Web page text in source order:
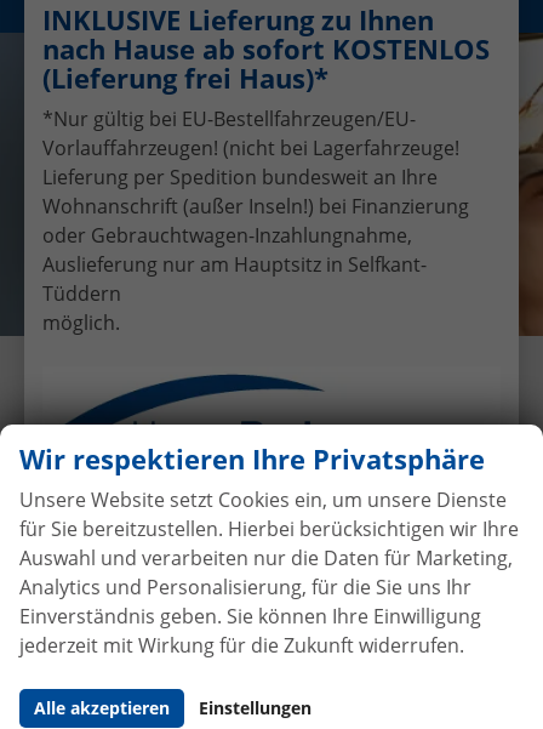
Übergabe eines EU-
Neufahrzeuges Skoda Yeti an
Familie Hägele
19.6.2017 • Auslieferungen
Wir respektieren Ihre Privatsphäre
Unsere Website setzt Cookies ein, um unsere Dienste
für Sie bereitzustellen. Hierbei berücksichtigen wir Ihre
Auswahl und verarbeiten nur die Daten für Marketing,
Analytics und Personalisierung, für die Sie uns Ihr
Einverständnis geben. Sie können Ihre Einwilligung
jederzeit mit Wirkung für die Zukunft widerrufen.
Alle akzeptieren Einstellungen
INKLUSIVE Lieferung zu Ihnen
nach Hause ab sofort KOSTENLOS
(Lieferung frei Haus)*
*Nur gültig bei EU-Bestellfahrzeugen/EU-
Vorlauffahrzeugen! (nicht bei Lagerfahrzeuge!
Lieferung per Spedition bundesweit an Ihre
Wohnanschrift (außer Inseln!) bei Finanzierung
oder Gebrauchtwagen-Inzahlungnahme,
Auslieferung nur am Hauptsitz in Selfkant-
Tüddern
möglich.
Autokaufohne Anzahlungbei
Vertragsabschluss
Beim Automobilhandel von der Forst genießen Sie
maximale Sicherheit und Transparenz. Bei uns